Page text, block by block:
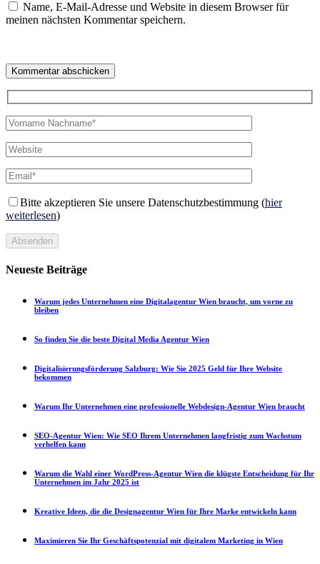
Name, E-Mail-Adresse und Website in diesem Browser für
meinen nächsten Kommentar speichern.
Bitte akzeptieren Sie unsere Datenschutzbestimmung (hier
weiterlesen)
Absenden
Neueste Beiträge
Warum jedes Unternehmen eine Digitalagentur Wien braucht, um vorne zu
bleiben
So finden Sie die beste Digital Media Agentur Wien
Digitalisierungsförderung Salzburg: Wie Sie 2025 Geld für Ihre Website
bekommen
Warum Ihr Unternehmen eine professionelle Webdesign-Agentur Wien braucht
SEO-Agentur Wien: Wie SEO Ihrem Unternehmen langfristig zum Wachstum
verhelfen kann
Warum die Wahl einer WordPress-Agentur Wien die klügste Entscheidung für Ihr
Unternehmen im Jahr 2025 ist
Kreative Ideen, die die Designagentur Wien für Ihre Marke entwickeln kann
Maximieren Sie Ihr Geschäftspotenzial mit digitalem Marketing in Wien